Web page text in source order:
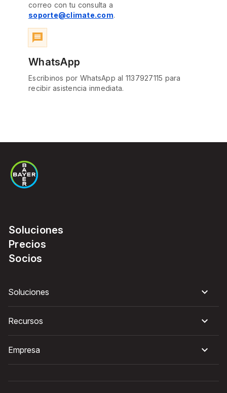
correo con tu consulta a
soporte@climate.com.
message
WhatsApp
Escribinos por WhatsApp al 1137927115 para
recibir asistencia inmediata.
Soluciones
Precios
Socios
Soluciones
Recursos
Empresa